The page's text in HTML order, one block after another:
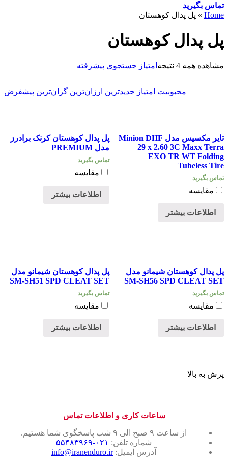
تماس بگیرید
Home
» پل پدال کوهستان
پل پدال کوهستان
مشاهده همه 4 نتیجه
محبوبیت امتیاز جدیدترین ارزان‌ترین گران‌ترین پیشفرض
امتیاز جستجوی پیشرفته
تایر مکسیس مدل Minion DHF
29 x 2.60 3C Maxx Terra
EXO TR WT Folding
Tubeless Tire
تماس بگیرید
مقایسه
اطلاعات بیشتر
پل پدال کوهستان کرنک برادرز
مدل PREMIUM
تماس بگیرید
مقایسه
اطلاعات بیشتر
پل پدال کوهستان شیمانو مدل
SM-SH56 SPD CLEAT SET
تماس بگیرید
مقایسه
اطلاعات بیشتر
پل پدال کوهستان شیمانو مدل
SM-SH51 SPD CLEAT SET
تماس بگیرید
مقایسه
اطلاعات بیشتر
پرش به بالا
ساعات کاری و اطلاعات تماس
از ساعت ۹ صبح الی ۹ شب پاسخگوی شما هستیم.
شماره تلفن: ۰۲۱-۵۵۴۸۳۹۶۹
آدرس ایمیل:info@iranenduro.ir